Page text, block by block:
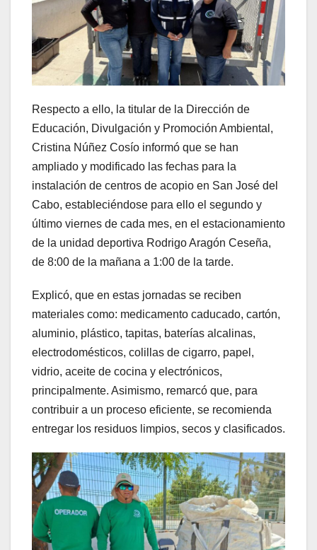
Respecto a ello, la titular de la Dirección de
Educación, Divulgación y Promoción Ambiental,
Cristina Núñez Cosío informó que se han
ampliado y modificado las fechas para la
instalación de centros de acopio en San José del
Cabo, estableciéndose para ello el segundo y
último viernes de cada mes, en el estacionamiento
de la unidad deportiva Rodrigo Aragón Ceseña,
de 8:00 de la mañana a 1:00 de la tarde.
Explicó, que en estas jornadas se reciben
materiales como: medicamento caducado, cartón,
aluminio, plástico, tapitas, baterías alcalinas,
electrodomésticos, colillas de cigarro, papel,
vidrio, aceite de cocina y electrónicos,
principalmente. Asimismo, remarcó que, para
contribuir a un proceso eficiente, se recomienda
entregar los residuos limpios, secos y clasificados.